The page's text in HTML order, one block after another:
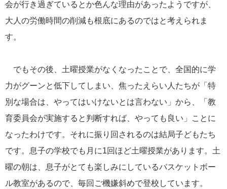
会が行き過ぎているとか色んな理由があったようですが、
大人の労働時間の削減も根底にあるのではと考えられま
す。
でもその後、土曜授業がなくなったことで、全国的に学
力がグーンと低下してしまい、焦ったえらい人たちが「特
別な場合は、やってはいけないとは言わない」から、「教
育委員会が実施すると判断すれば、やっても良い」ことに
なったわけです。それに振り回されるのは結局子どもたち
です。息子の学校でも月に1回ほど土曜授業があります。土
曜の朝は、息子がとても楽しみにしているバスケットボー
ル教室があるので、毎回ご機嫌斜めで登校しています。